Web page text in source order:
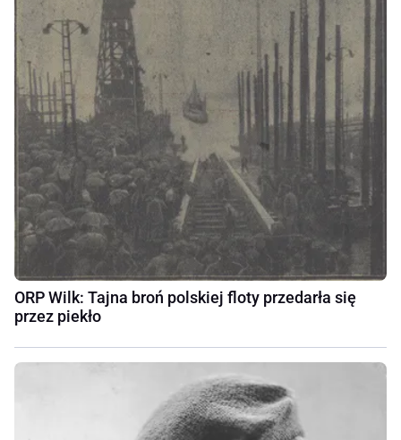
ORP Wilk: Tajna broń polskiej floty przedarła się
przez piekło